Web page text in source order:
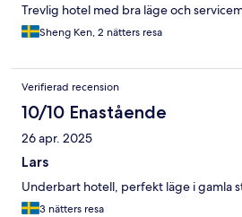
Trevlig hotel med bra läge och
Sheng Ken, 2 nätters resa
Verifierad recension
10/10 Enastående
26 apr. 2025
Lars
Underbart hotell, perfekt läge i gamla
3 nätters resa